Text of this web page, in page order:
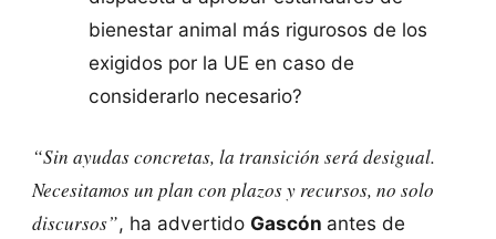
bienestar animal más rigurosos de los
exigidos por la UE en caso de
considerarlo necesario?
“Sin ayudas concretas, la transición será desigual.
Necesitamos un plan con plazos y recursos, no solo
discursos”, ha advertido Gascón antes de